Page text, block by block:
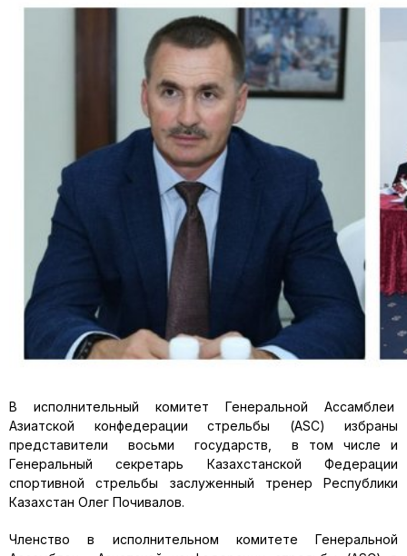
В исполнительный комитет Генеральной Ассамблеи
Азиатской конфедерации стрельбы (ASC) избраны
представители восьми государств, в том числе и
Генеральный секретарь Казахстанской Федерации
спортивной стрельбы заслуженный тренер Республики
Казахстан Олег Почивалов.
Членство в исполнительном комитете Генеральной